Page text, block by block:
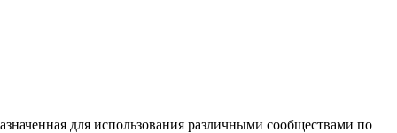
для использования различными сообществами по